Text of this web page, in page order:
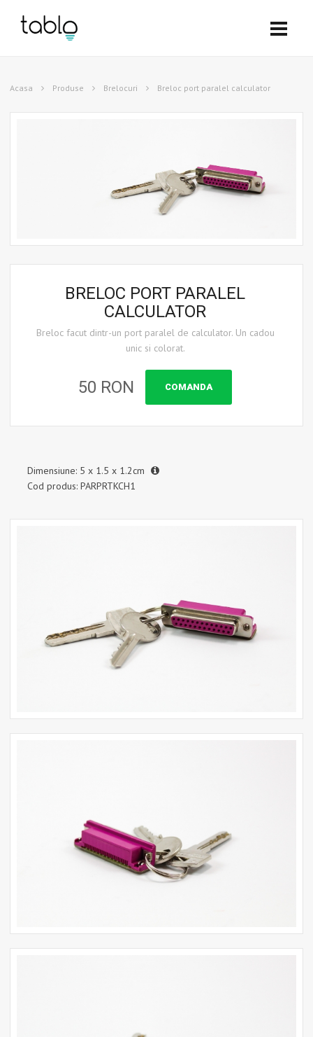
Acasa Produse Brelocuri Breloc port paralel calculator
BRELOC PORT PARALEL
CALCULATOR
Breloc facut dintr-un port paralel de calculator. Un cadou
unic si colorat.
50 RON COMANDA
Dimensiune: 5 x 1.5 x 1.2cm
Cod produs: PARPRTKCH1